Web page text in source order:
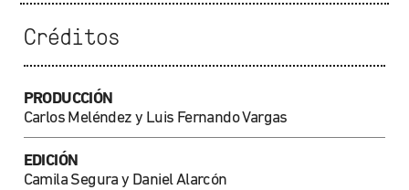
Créditos
PRODUCCIÓN
Carlos Meléndez y Luis Fernando Vargas
EDICIÓN
Camila Segura y Daniel Alarcón